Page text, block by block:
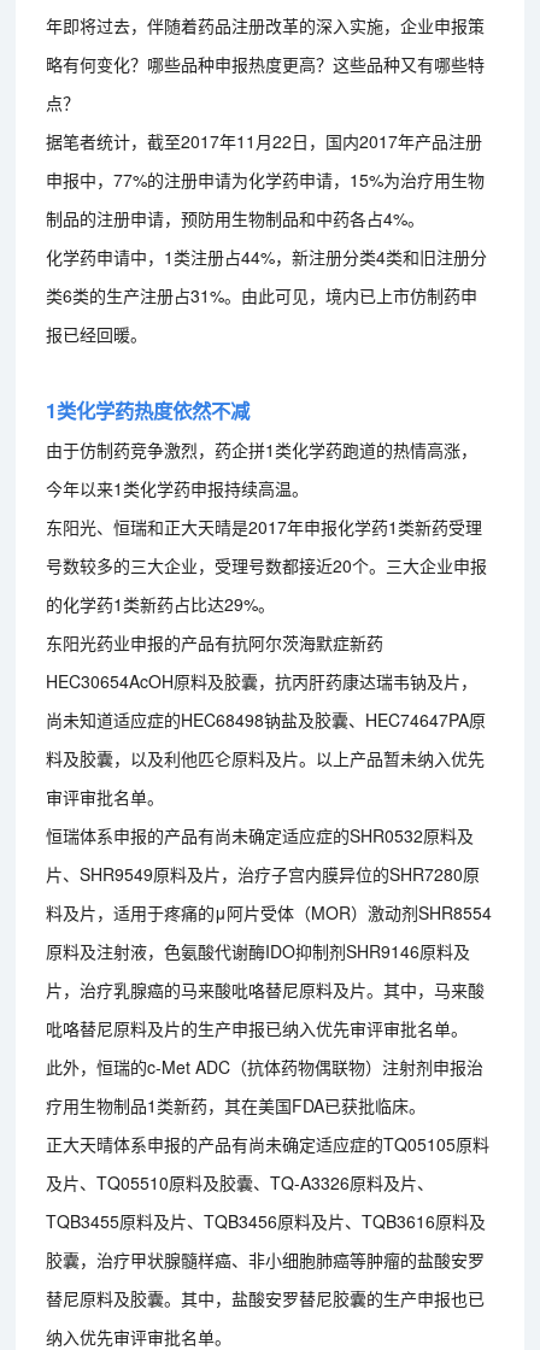
年即将过去，伴随着药品注册改革的深入实施，企业申报策
略有何变化？哪些品种申报热度更高？这些品种又有哪些特
点？
据笔者统计，截至2017年11月22日，国内2017年产品注册
申报中，77%的注册申请为化学药申请，15%为治疗用生物
制品的注册申请，预防用生物制品和中药各占4%。
化学药申请中，1类注册占44%，新注册分类4类和旧注册分
类6类的生产注册占31%。由此可见，境内已上市仿制药申
报已经回暖。
1类化学药热度依然不减
由于仿制药竞争激烈，药企拼1类化学药跑道的热情高涨，
今年以来1类化学药申报持续高温。
东阳光、恒瑞和正大天晴是2017年申报化学药1类新药受理
号数较多的三大企业，受理号数都接近20个。三大企业申报
的化学药1类新药占比达29%。
东阳光药业申报的产品有抗阿尔茨海默症新药
HEC30654AcOH原料及胶囊，抗丙肝药康达瑞韦钠及片，
尚未知道适应症的HEC68498钠盐及胶囊、HEC74647PA原
料及胶囊，以及利他匹仑原料及片。以上产品暂未纳入优先
审评审批名单。
恒瑞体系申报的产品有尚未确定适应症的SHR0532原料及
片、SHR9549原料及片，治疗子宫内膜异位的SHR7280原
料及片，适用于疼痛的μ阿片受体（MOR）激动剂SHR8554
原料及注射液，色氨酸代谢酶IDO抑制剂SHR9146原料及
片，治疗乳腺癌的马来酸吡咯替尼原料及片。其中，马来酸
吡咯替尼原料及片的生产申报已纳入优先审评审批名单。
此外，恒瑞的c-Met ADC（抗体药物偶联物）注射剂申报治
疗用生物制品1类新药，其在美国FDA已获批临床。
正大天晴体系申报的产品有尚未确定适应症的TQ05105原料
及片、TQ05510原料及胶囊、TQ-A3326原料及片、
TQB3455原料及片、TQB3456原料及片、TQB3616原料及
胶囊，治疗甲状腺髓样癌、非小细胞肺癌等肿瘤的盐酸安罗
替尼原料及胶囊。其中，盐酸安罗替尼胶囊的生产申报也已
纳入优先审评审批名单。